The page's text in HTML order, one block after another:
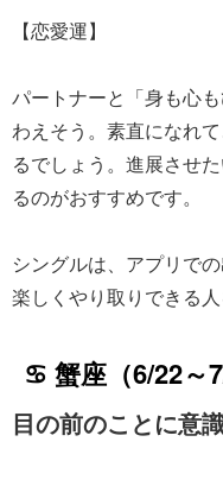
【恋愛運】
パートナーと「身も心
わえそう。素直になれ
るでしょう。進展させ
るのがおすすめです。
シングルは、アプリで
楽しくやり取りできる人
♋ 蟹座（6/22～
目の前のことに意